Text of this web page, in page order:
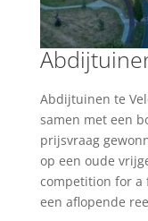
Abdijtuinen te
samen met een
prijsvraag
op een oude
competition for a
een aflopende